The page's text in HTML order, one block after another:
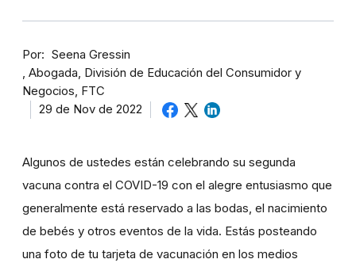
Por
Seena Gressin
Abogada, División de Educación del Consumidor y
Negocios, FTC
29 de Nov de 2022
Algunos de ustedes están celebrando su segunda
vacuna contra el COVID-19 con el alegre entusiasmo que
generalmente está reservado a las bodas, el nacimiento
de bebés y otros eventos de la vida. Estás posteando
una foto de tu tarjeta de vacunación en los medios